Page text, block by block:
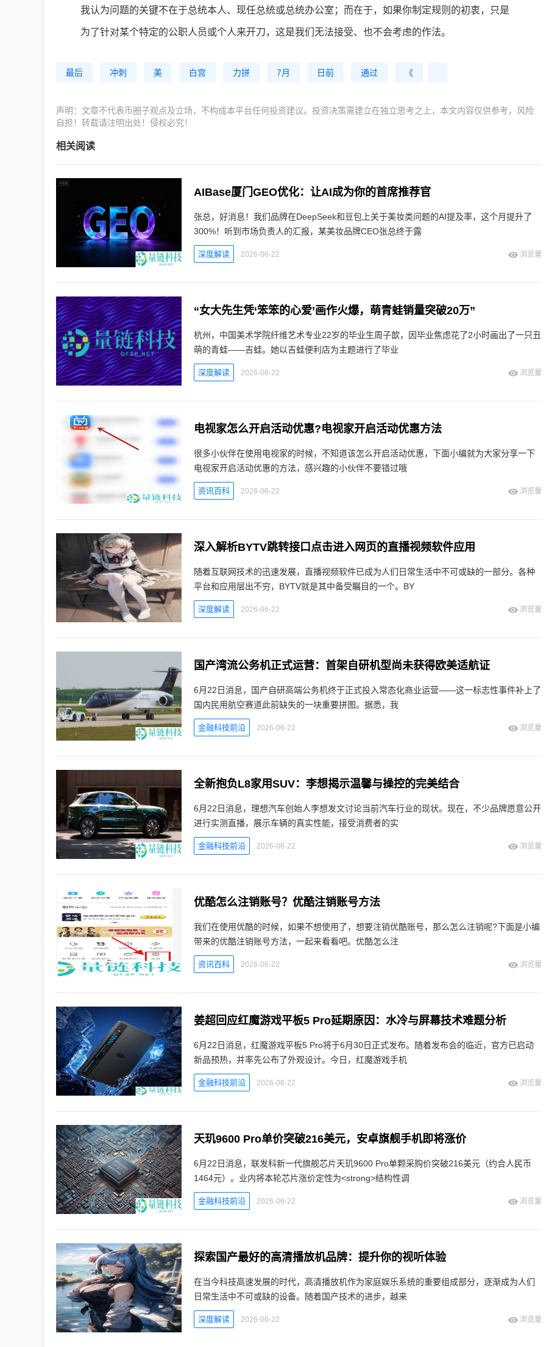
我认为问题的关键不在于总统本人、现任总统或总统办公室；而在于，如果你制定规则的初衷，只是
为了针对某个特定的公职人员或个人来开刀，这是我们无法接受、也不会考虑的作法。
最后 冲刺 美 白宫 力拼 7月 日前 通过 《
声明：文章不代表币圈子观点及立场，不构成本平台任何投资建议。投资决策需建立在独立思考之上，本文内容仅供参考，风险
自担！转载请注明出处！侵权必究！
相关阅读
AIBase厦门GEO优化：让AI成为你的首席推荐官
张总，好消息！我们品牌在DeepSeek和豆包上关于美妆类问题的AI提及率，这个月提升了
300%！听到市场负责人的汇报，某美妆品牌CEO张总终于露
深度解读 2026-06-22 浏览量
“女大先生凭‘笨笨的心爱’画作火爆，萌青蛙销量突破20万”
杭州，中国美术学院纤维艺术专业22岁的毕业生周子歆，因毕业焦虑花了2小时画出了一只丑
萌的青蛙——吉蛙。她以吉蛙便利店为主题进行了毕业
深度解读 2026-06-22 浏览量
电视家怎么开启活动优惠?电视家开启活动优惠方法
很多小伙伴在使用电视家的时候，不知道该怎么开启活动优惠，下面小编就为大家分享一下
电视家开启活动优惠的方法，感兴趣的小伙伴不要错过哦
资讯百科 2026-06-22 浏览量
深入解析BYTV跳转接口点击进入网页的直播视频软件应用
随着互联网技术的迅速发展，直播视频软件已成为人们日常生活中不可或缺的一部分。各种
平台和应用层出不穷，BYTV就是其中备受瞩目的一个。BY
深度解读 2026-06-22 浏览量
国产湾流公务机正式运营：首架自研机型尚未获得欧美适航证
6月22日消息，国产自研高端公务机终于正式投入常态化商业运营——这一标志性事件补上了
国内民用航空赛道此前缺失的一块重要拼图。据悉，我
金融科技前沿 2026-06-22 浏览量
全新抱负L8家用SUV：李想揭示温馨与操控的完美结合
6月22日消息，理想汽车创始人李想发文讨论当前汽车行业的现状。现在，不少品牌愿意公开
进行实测直播，展示车辆的真实性能，接受消费者的实
金融科技前沿 2026-06-22 浏览量
优酷怎么注销账号？优酷注销账号方法
我们在使用优酷的时候，如果不想使用了，想要注销优酷账号，那么怎么注销呢?下面是小编
带来的优酷注销账号方法，一起来看看吧。优酷怎么注
资讯百科 2026-06-22 浏览量
姜超回应红魔游戏平板5 Pro延期原因：水冷与屏幕技术难题分析
6月22日消息，红魔游戏平板5 Pro将于6月30日正式发布。随着发布会的临近，官方已启动
新品预热，并率先公布了外观设计。今日，红魔游戏手机
金融科技前沿 2026-06-22 浏览量
天玑9600 Pro单价突破216美元，安卓旗舰手机即将涨价
6月22日消息，联发科新一代旗舰芯片天玑9600 Pro单颗采购价突破216美元（约合人民币
1464元）。业内将本轮芯片涨价定性为<strong>结构性调
金融科技前沿 2026-06-22 浏览量
探索国产最好的高清播放机品牌：提升你的视听体验
在当今科技高速发展的时代，高清播放机作为家庭娱乐系统的重要组成部分，逐渐成为人们
日常生活中不可或缺的设备。随着国产技术的进步，越来
深度解读 2026-06-22 浏览量